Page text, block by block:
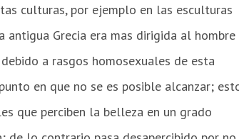
culturas, por ejemplo en las esculturas
Grecia era mas dirigida al hombre
a rasgos homosexuales de esta
en que no se es posible alcanzar;
que perciben la belleza en un grado